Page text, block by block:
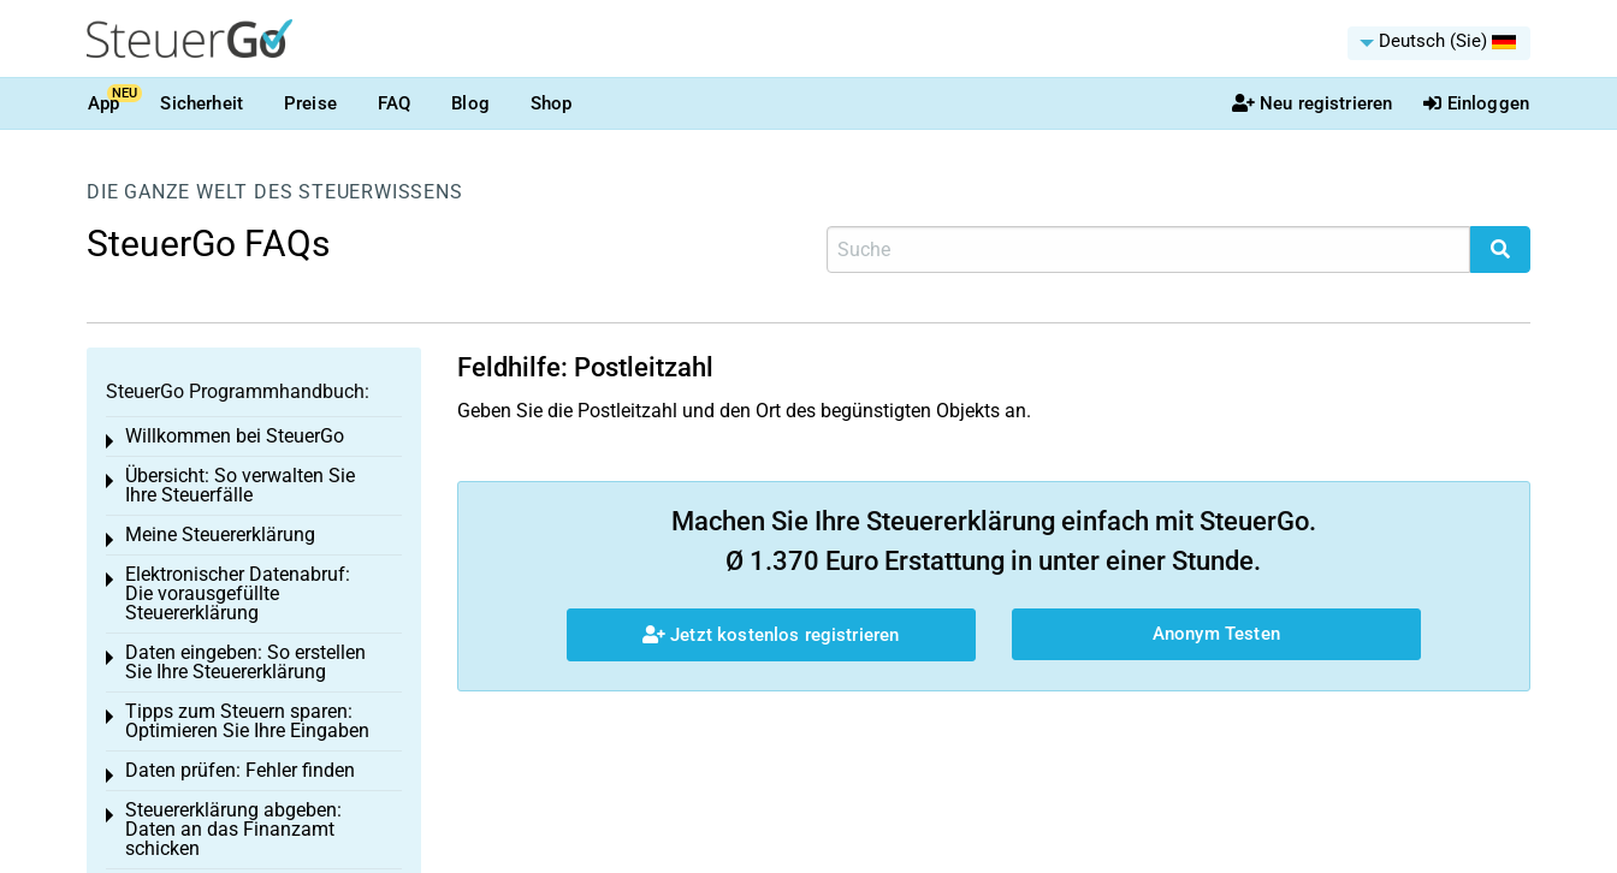
Deutsch (Sie)
AppNEU Sicherheit Preise FAQ Blog Shop Neu registrieren Einloggen
DIE GANZE WELT DES STEUERWISSENS
SteuerGo FAQs
Feldhilfe: Postleitzahl
Geben Sie die Postleitzahl und den Ort des begünstigten Objekts an.
Machen Sie Ihre Steuererklärung einfach mit SteuerGo.
Ø 1.370 Euro Erstattung in unter einer Stunde.
Jetzt kostenlos registrieren Anonym Testen
SteuerGo Programmhandbuch:
Willkommen bei SteuerGo
Toggle menu
Übersicht: So verwalten Sie
Ihre Steuerfälle
Toggle menu
Meine Steuererklärung
Toggle menu
Elektronischer Datenabruf:
Die vorausgefüllte
Steuererklärung
Toggle menu
Daten eingeben: So erstellen
Sie Ihre Steuererklärung
Toggle menu
Tipps zum Steuern sparen:
Optimieren Sie Ihre Eingaben
Toggle menu
Daten prüfen: Fehler finden
Toggle menu
Steuererklärung abgeben:
Daten an das Finanzamt
schicken
Toggle menu